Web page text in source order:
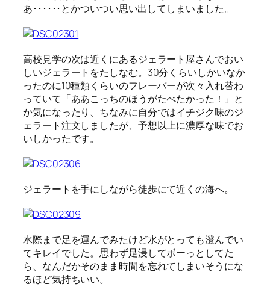
あ･･････とかついつい思い出してしまいました。
高校見学の次は近くにあるジェラート屋さんでおい
しいジェラートをたしなむ。30分くらいしかいなか
ったのに10種類くらいのフレーバーが次々入れ替わ
っていて「ああこっちのほうがたべたかった！」と
か気になったり、ちなみに自分ではイチジク味のジ
ェラート注文しましたが、予想以上に濃厚な味でお
いしかったです。
ジェラートを手にしながら徒歩にて近くの海へ。
水際まで足を運んでみたけど水がとっても澄んでい
てキレイでした。思わず足浸してボーっとしてた
ら、なんだかそのまま時間を忘れてしまいそうにな
るほど気持ちいい。